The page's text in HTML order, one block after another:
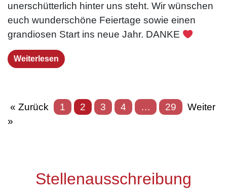
unerschütterlich hinter uns steht. Wir wünschen
euch wunderschöne Feiertage sowie einen
grandiosen Start ins neue Jahr. DANKE
Weiterlesen
« Zurück 1 2 3 4 … 29
Weiter
»
Stellenausschreibung